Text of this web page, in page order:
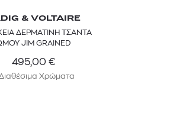
& VOLTAIRE
ΔΕΡΜΑΤΙΝΗ ΤΣΑΝΤΑ
JIM GRAINED
495,00 €
Χρώματα